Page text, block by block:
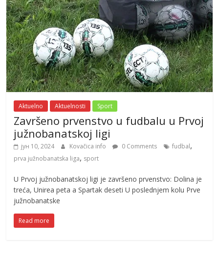
Aktuelno Aktuelnosti Sport
Završeno prvenstvo u fudbalu u Prvoj
južnobanatskoj ligi
јун 10, 2024 Kovačica info 0 Comments fudbal,
prva južnobanatska liga, sport
U Prvoj južnobanatskoj ligi je završeno prvenstvo: Dolina je
treća, Unirea peta a Spartak deseti U poslednjem kolu Prve
južnobanatske
Read more